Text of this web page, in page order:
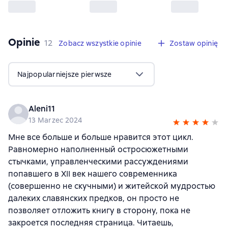
Opinie 12 opinie
12 Zobacz wszystkie opinie Zostaw opinię
Najpopularniejsze pierwsze
Aleni11
13 Marzec 2024
Мне все больше и больше нравится этот цикл.
Равномерно наполненный остросюжетными
стычками, управленческими рассуждениями
попавшего в XII век нашего современника
(совершенно не скучными) и житейской мудростью
далеких славянских предков, он просто не
позволяет отложить книгу в сторону, пока не
закроется последняя страница. Читаешь,